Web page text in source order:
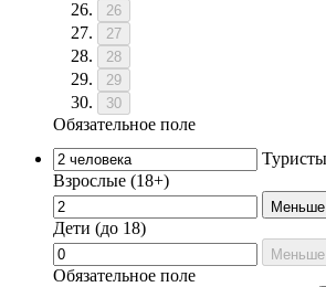
26
27
28
29
30
Обязательное поле
Туристы
Взрослые (18+)
Меньше
Дети (до 18)
Меньше
Обязательное поле